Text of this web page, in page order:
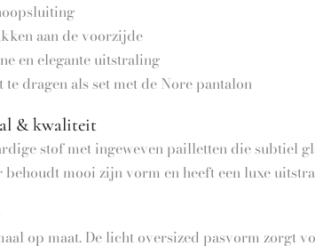
aan de voorzijde
en elegante uitstraling
te dragen als set met de Nore pantalon
& kwaliteit
stof met ingeweven pailletten die subtiel
behoudt mooi zijn vorm en heeft een luxe
op maat. De licht oversized pasvorm zorgt